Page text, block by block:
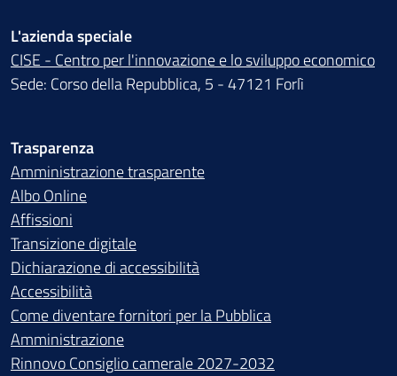
L'azienda speciale
CISE - Centro per l'innovazione e lo sviluppo economico
Sede: Corso della Repubblica, 5 - 47121 Forlì
Trasparenza
Amministrazione trasparente
Albo Online
Affissioni
Transizione digitale
Dichiarazione di accessibilità
Accessibilità
Come diventare fornitori per la Pubblica
Amministrazione
Rinnovo Consiglio camerale 2027-2032